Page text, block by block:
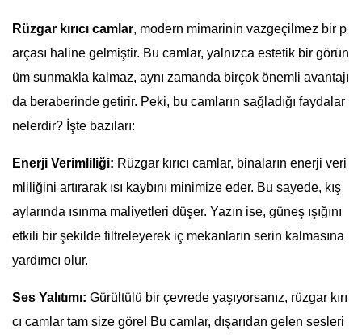
Rüzgar kırıcı camlar, modern mimarinin vazgeçilmez bir p
arçası haline gelmiştir. Bu camlar, yalnızca estetik bir görün
üm sunmakla kalmaz, aynı zamanda birçok önemli avantajı
da beraberinde getirir. Peki, bu camların sağladığı faydalar
nelerdir? İşte bazıları:
Enerji Verimliliği: Rüzgar kırıcı camlar, binaların enerji veri
mliliğini artırarak ısı kaybını minimize eder. Bu sayede, kış
aylarında ısınma maliyetleri düşer. Yazın ise, güneş ışığını
etkili bir şekilde filtreleyerek iç mekanların serin kalmasına
yardımcı olur.
Ses Yalıtımı: Gürültülü bir çevrede yaşıyorsanız, rüzgar kırı
cı camlar tam size göre! Bu camlar, dışarıdan gelen sesleri